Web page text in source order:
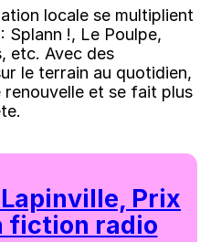
locale se multiplient
Splann !, Le Poulpe,
etc. Avec des
le terrain au quotidien,
renouvelle et se fait plus
Prix
fiction radio